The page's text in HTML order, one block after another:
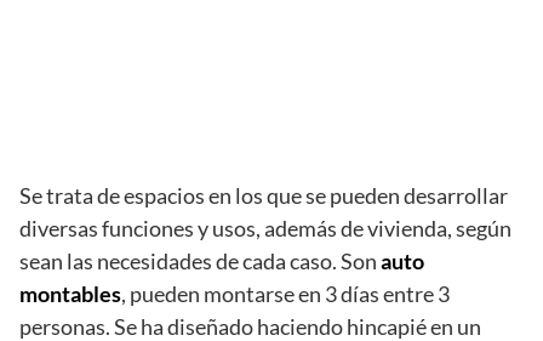
Se trata de espacios en los que se pueden desarrollar
diversas funciones y usos, además de vivienda, según
sean las necesidades de cada caso. Sonauto
montables, pueden montarse en 3 días entre 3
personas. Se ha diseñado haciendo hincapié en un